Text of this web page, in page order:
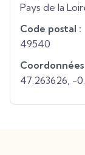
Pays de la
Code postal :
49540
Coordonnées
47.263626 -